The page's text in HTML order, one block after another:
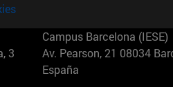
3
Campus Barcelona (IESE)
Av. Pearson, 21 08034
España